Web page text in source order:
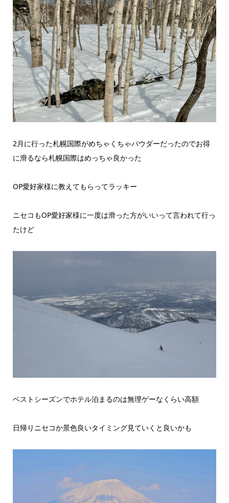
2月に行った札幌国際がめちゃくちゃパウダーだったのでお得
に滑るなら札幌国際はめっちゃ良かった
OP愛好家様に教えてもらってラッキー
ニセコもOP愛好家様に一度は滑った方がいいって言われて行っ
たけど
ベストシーズンでホテル泊まるのは無理ゲーなくらい高額
日帰りニセコか景色良いタイミング見ていくと良いかも